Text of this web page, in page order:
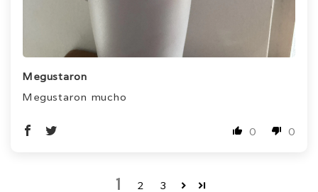
Megustaron
Megustaron mucho
0 0
1 2 3